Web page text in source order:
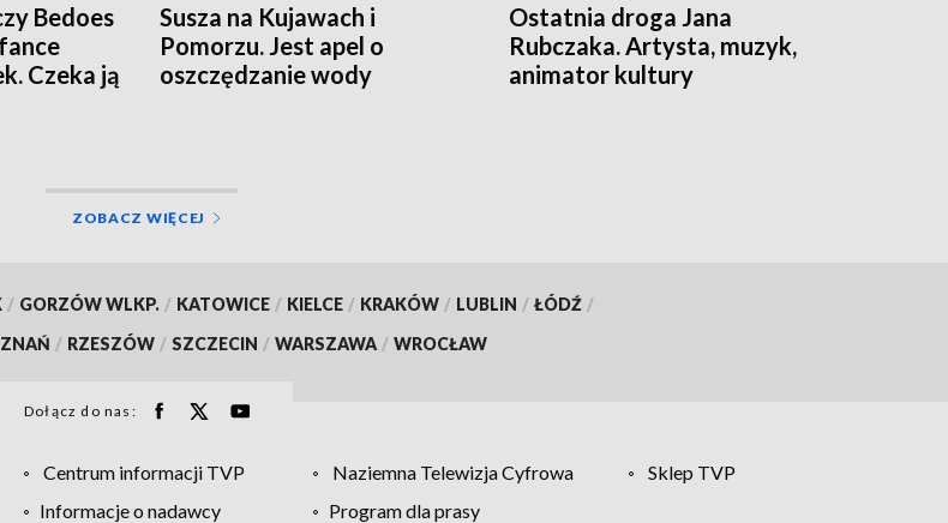
Bedoes
Czeka ją
Susza na Kujawach i
Pomorzu. Jest apel o
oszczędzanie wody
Ostatnia droga Jana
Rubczaka. Artysta, muzyk,
animator kultury
ZOBACZ WIĘCEJ
/ GORZÓW WLKP. / KATOWICE / KIELCE / KRAKÓW / LUBLIN / ŁÓDŹ /
/ RZESZÓW / SZCZECIN / WARSZAWA / WROCŁAW
Dołącz do nas:
Centrum informacji TVP Naziemna Telewizja Cyfrowa
Sklep TVP
Informacje o nadawcy
Program dla prasy